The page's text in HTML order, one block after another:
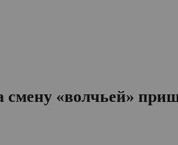
«волчьей»